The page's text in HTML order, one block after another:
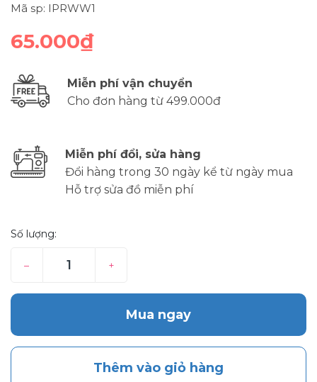
Mã sp: IPRWW1
65.000₫
Miễn phí vận chuyển
Cho đơn hàng từ 499.000đ
Miễn phí đổi, sửa hàng
Đổi hàng trong 30 ngày kể từ ngày mua
Hỗ trợ sửa đồ miễn phí
Số lượng:
– +
Mua ngay
Thêm vào giỏ hàng